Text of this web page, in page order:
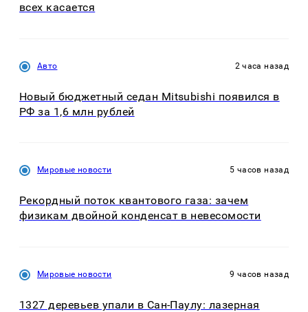
всех касается
Авто 2 часа назад
Новый бюджетный седан Mitsubishi появился в
РФ за 1,6 млн рублей
Мировые новости 5 часов назад
Рекордный поток квантового газа: зачем
физикам двойной конденсат в невесомости
Мировые новости 9 часов назад
1327 деревьев упали в Сан-Паулу: лазерная